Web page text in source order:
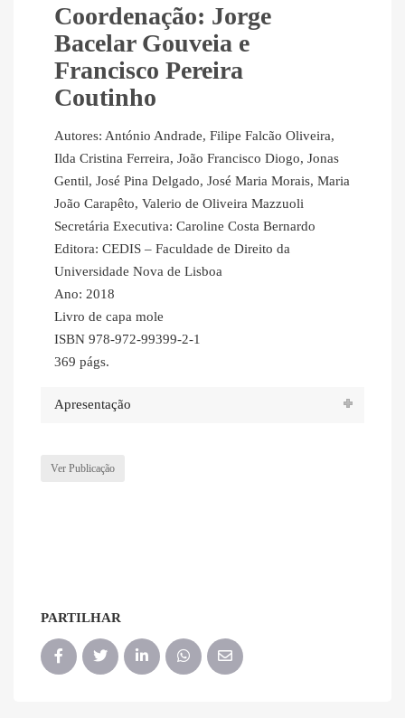
Coordenação: Jorge
Bacelar Gouveia e
Francisco Pereira
Coutinho
Autores: António Andrade, Filipe Falcão Oliveira,
Ilda Cristina Ferreira, João Francisco Diogo, Jonas
Gentil, José Pina Delgado, José Maria Morais, Maria
João Carapêto, Valerio de Oliveira Mazzuoli
Secretária Executiva: Caroline Costa Bernardo
Editora: CEDIS – Faculdade de Direito da
Universidade Nova de Lisboa
Ano: 2018
Livro de capa mole
ISBN 978-972-99399-2-1
369 págs.
Apresentação
Ver Publicação
PARTILHAR